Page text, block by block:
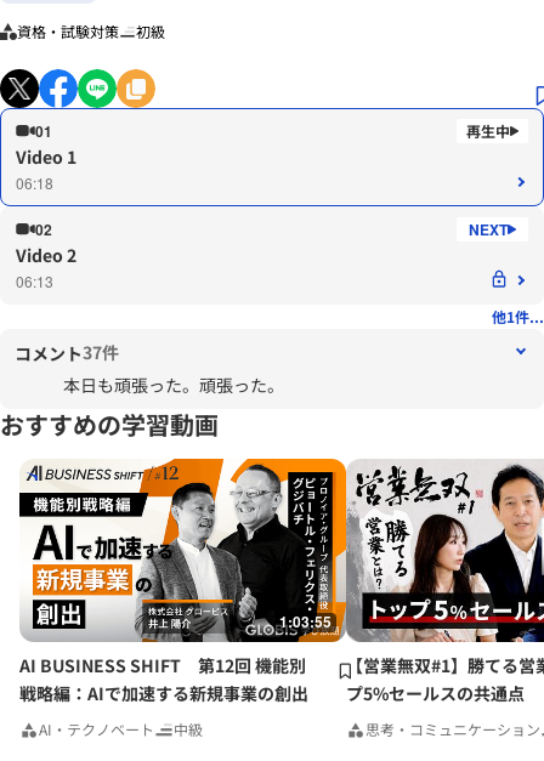
資格・試験対策 初級
01
Video 1
06:18
02
Video 2
06:13
他1件...
コメント37件
本日も頑張った。頑張った。
おすすめの学習動画
1:03:55
AI BUSINESS SHIFT 第12回 機能別
戦略編：AIで加速する新規事業の創出
AI・テクノベート 中級
【営業無双#1】勝てる営
プ5%セールスの共通点
思考・コミュニケーション